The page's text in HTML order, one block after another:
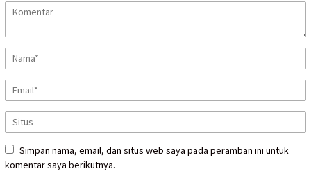
Simpan nama, email, dan situs web saya pada peramban ini untuk
komentar saya berikutnya.